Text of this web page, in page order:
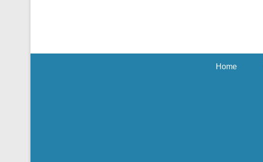
Home